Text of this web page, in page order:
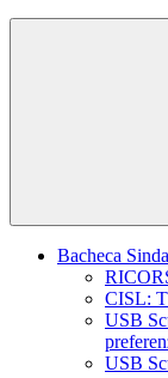
Bacheca
CISL:
USB
USB